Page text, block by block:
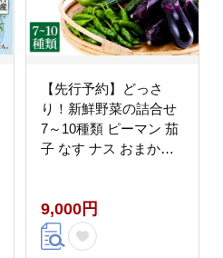
【先行予約】どっさ
り！新鮮野菜の詰合せ
7～10種類 ピーマン 茄
子 なす ナス おまかせ
新鮮 詰め合わせ お楽し
み お取り寄せ 通販
9,000円